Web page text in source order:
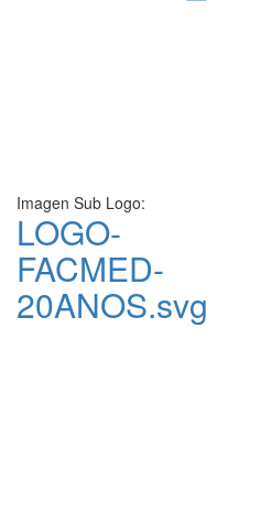
Imagen Sub Logo:
LOGO-
FACMED-
20ANOS.svg